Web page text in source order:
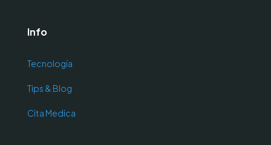
Info
Tecnología
Tips & Blog
Cita Medica